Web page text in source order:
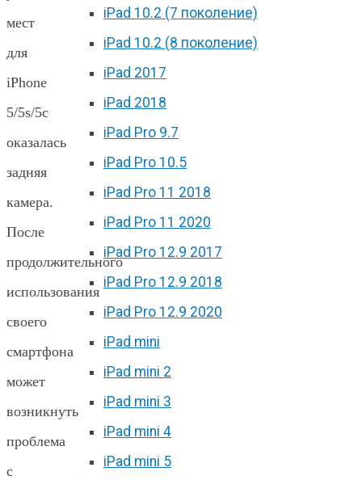
iPad 10.2 (7 поколение)
iPad 10.2 (8 поколение)
iPad 2017
iPad 2018
iPad Pro 9.7
iPad Pro 10.5
iPad Pro 11 2018
iPad Pro 11 2020
iPad Pro 12.9 2017
iPad Pro 12.9 2018
iPad Pro 12.9 2020
iPad mini
iPad mini 2
iPad mini 3
iPad mini 4
iPad mini 5
мест
для
iPhone
5/5s/5c
оказалась
задняя
камера.
После
продолжительного
использования
своего
смартфона
может
возникнуть
проблема
с